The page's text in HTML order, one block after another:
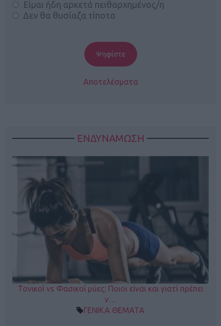
Είμαι ήδη αρκετά πειθαρχημένος/η
Δεν θα θυσίαζα τίποτα
Αποτελέσματα
ΕΝΔΥΝΑΜΩΣΗ
Τονικοί vs Φασικοί μύες: Ποιοι είναι και γιατί πρέπει
ν…
ΓΕΝΙΚΑ ΘΕΜΑΤΑ